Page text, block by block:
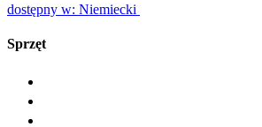
dostępny w: Niemiecki
Sprzęt